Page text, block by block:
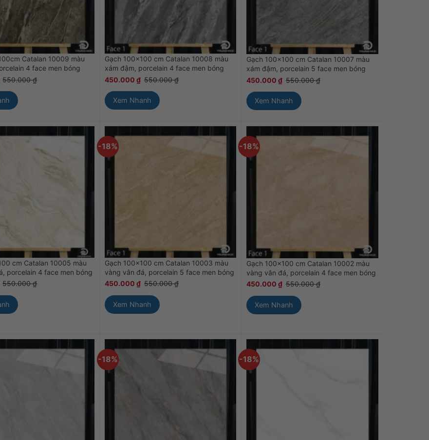
Catalan 10009 màu
4 face men bóng
550.000₫
Gạch 100×100 cm Catalan 10008 màu
xám đậm, porcelain 4 face men bóng
450.000₫ 550.000₫
Xem Nhanh
Gạch 100×100 cm Catalan 10007 màu
xám đậm, porcelain 5 face men bóng
450.000 ₫ 550.000₫
Xem Nhanh
cm Catalan 10005 màu
porcelain 4 face men bóng
550.000₫
-18%
Gạch 100×100 cm Catalan 10003 màu
vàng vân đá, porcelain 5 face men bóng
450.000₫ 550.000₫
Xem Nhanh
-18%
Gạch 100×100 cm Catalan 10002 màu
vàng vân đá, porcelain 4 face men bóng
450.000 ₫ 550.000₫
Xem Nhanh
-18% -18%